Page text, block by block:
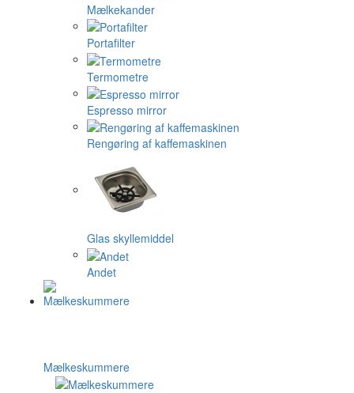
Mælkekander
Portafilter
Termometre
Espresso mirror
Rengøring af kaffemaskinen
Glas skyllemiddel
Andet
Mælkeskummere